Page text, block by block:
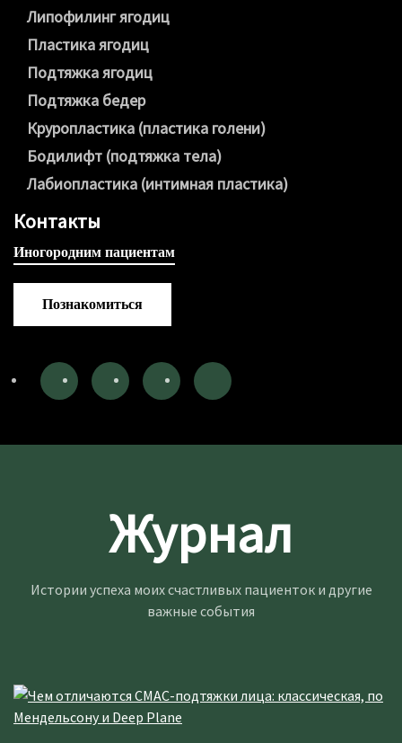
Липофилинг ягодиц
Пластика ягодиц
Подтяжка ягодиц
Подтяжка бедер
Круропластика (пластика голени)
Бодилифт (подтяжка тела)
Лабиопластика (интимная пластика)
Контакты
Иногородним пациентам
Познакомиться
Журнал
Истории успеха моих счастливых пациенток и другие
важные события